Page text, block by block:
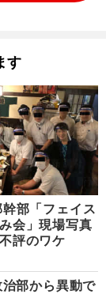
す
部「フェイス
会」現場写真
評のワケ
部から異動で